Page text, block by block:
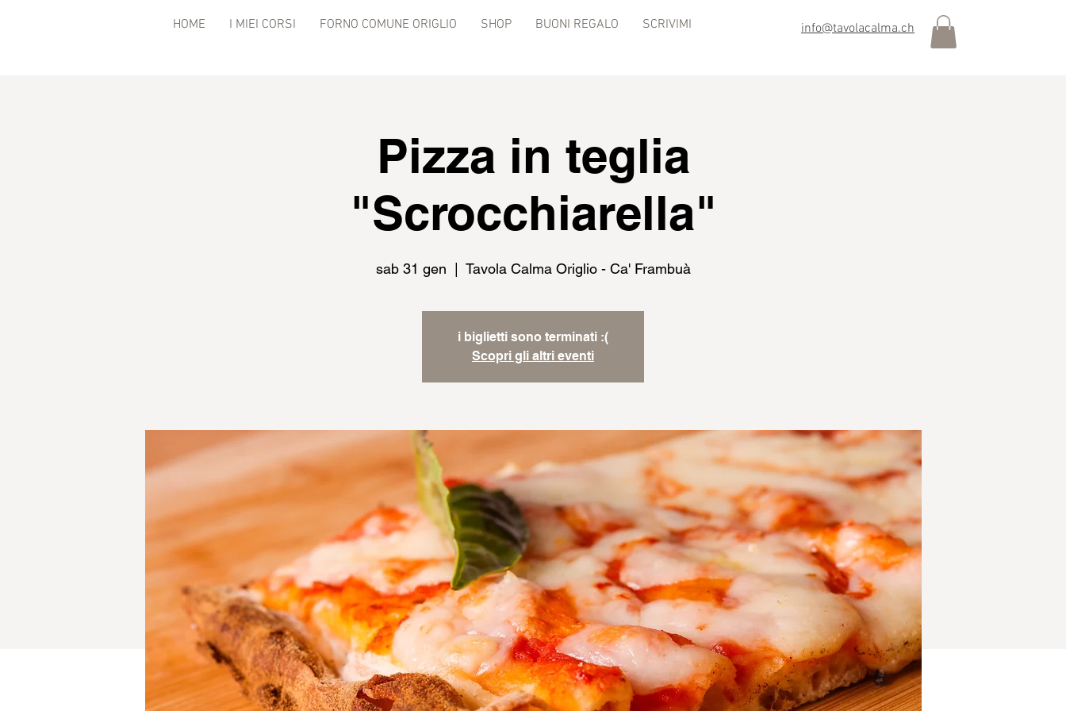
HOME I MIEI CORSI FORNO COMUNE ORIGLIO SHOP BUONI REGALO SCRIVIMI info@tavolacalma.ch
Pizza in teglia
"Scrocchiarella"
sab 31 gen
  |
Tavola Calma Origlio - Ca' Frambuà
i biglietti sono terminati :(
Scopri gli altri eventi